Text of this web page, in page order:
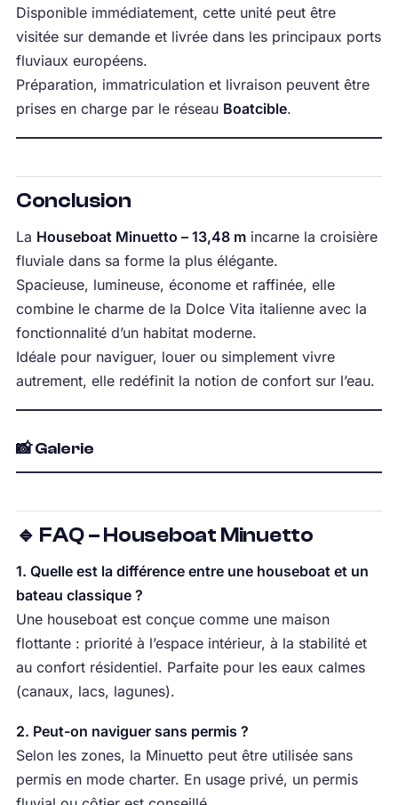
Disponible immédiatement, cette unité peut être
visitée sur demande et livrée dans les principaux ports
fluviaux européens.
Préparation, immatriculation et livraison peuvent être
prises en charge par le réseau Boatcible.
Conclusion
La Houseboat Minuetto – 13,48 mincarne la croisière
fluviale dans sa forme la plus élégante.
Spacieuse, lumineuse, économe et raffinée, elle
combine le charme de la Dolce Vita italienne avec la
fonctionnalité d’un habitat moderne.
Idéale pour naviguer, louer ou simplement vivre
autrement, elle redéfinit la notion de confort sur l’eau.
📸 Galerie
🔹 FAQ – Houseboat Minuetto
1. Quelle est la différence entre une houseboat et un
bateau classique ?
Une houseboat est conçue comme une maison
flottante : priorité à l’espace intérieur, à la stabilité et
au confort résidentiel. Parfaite pour les eaux calmes
(canaux, lacs, lagunes).
2. Peut-on naviguer sans permis ?
Selon les zones, la Minuetto peut être utilisée sans
permis en mode charter. En usage privé, un permis